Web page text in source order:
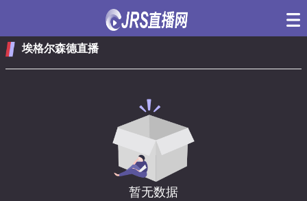
埃格尔森德直播
暂无数据